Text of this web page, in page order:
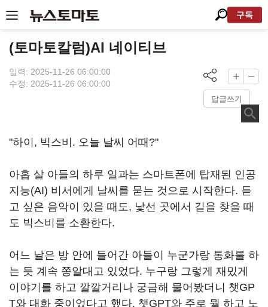
구독
(토마토칼럼)AI 네이티브
입력: 2025-11-26 06:00:00
수정: 2025-11-26 06:00:00
답글쓰기
"하이, 빅스비. 오늘 날씨 어때?"
아홉 살 아들의 하루 일과는 스마트폰에 탑재된 인공
지능(AI) 비서에게 날씨를 묻는 것으로 시작한다. 듣
고 싶은 음악이 있을 때도, 낯선 곳에서 길을 찾을 때
도 빅스비를 소환한다.
어느 날은 방 안에 들어간 아들이 누군가랑 통화를 하
는 듯 계속 쫑알대고 있었다. 누구랑 그렇게 재밌게
이야기를 하고 깔깔거리나 궁금해 물어봤더니 챗GP
T와 대화 중이었다고 했다. 챗GPT와 주로 뭘 하고 노